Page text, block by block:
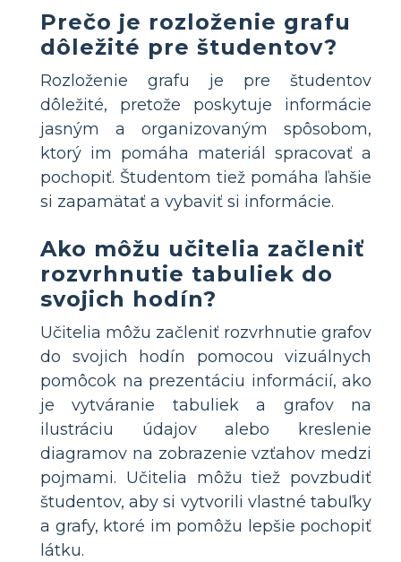
Prečo je rozloženie grafu
dôležité pre študentov?
Rozloženie grafu je pre študentov
dôležité, pretože poskytuje informácie
jasným a organizovaným spôsobom,
ktorý im pomáha materiál spracovať a
pochopiť. Študentom tiež pomáha ľahšie
si zapamätať a vybaviť si informácie.
Ako môžu učitelia začleniť
rozvrhnutie tabuliek do
svojich hodín?
Učitelia môžu začleniť rozvrhnutie grafov
do svojich hodín pomocou vizuálnych
pomôcok na prezentáciu informácií, ako
je vytváranie tabuliek a grafov na
ilustráciu údajov alebo kreslenie
diagramov na zobrazenie vzťahov medzi
pojmami. Učitelia môžu tiež povzbudiť
študentov, aby si vytvorili vlastné tabuľky
a grafy, ktoré im pomôžu lepšie pochopiť
látku.